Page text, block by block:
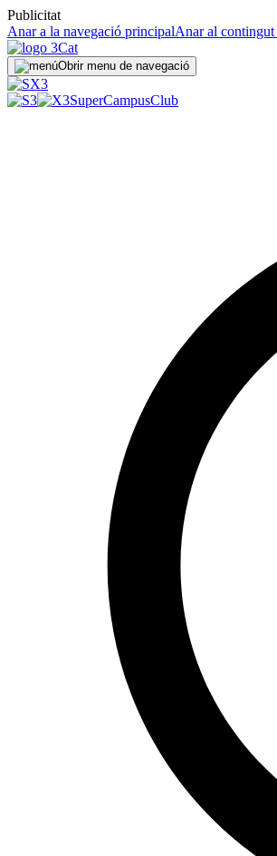
Publicitat
Anar a la navegació principalAnar al contingut
Obrir menu de navegació
SuperCampusClub